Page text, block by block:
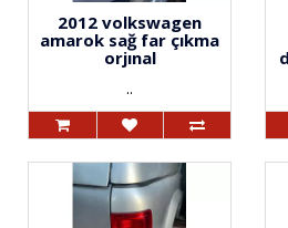
2012 volkswagen
amarok sağ far çıkma
orjınal
..